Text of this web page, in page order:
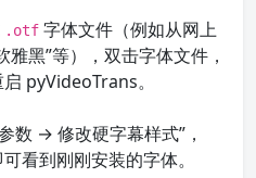
.otf 字体文件（例如从网上
雅黑”等），双击字体文件，
pyVideoTrans。
数 → 修改硬字幕样式”，
看到刚刚安装的字体。